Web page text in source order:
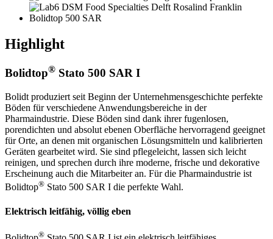
Highlight
Bolidtop® Stato 500 SAR I
Bolidt produziert seit Beginn der Unternehmensgeschichte perfekte
Böden für verschiedene Anwendungsbereiche in der
Pharmaindustrie. Diese Böden sind dank ihrer fugenlosen,
porendichten und absolut ebenen Oberfläche hervorragend geeignet
für Orte, an denen mit organischen Lösungsmitteln und kalibrierten
Geräten gearbeitet wird. Sie sind pflegeleicht, lassen sich leicht
reinigen, und sprechen durch ihre moderne, frische und dekorative
Erscheinung auch die Mitarbeiter an. Für die Pharmaindustrie ist
Bolidtop® Stato 500 SAR I die perfekte Wahl.
Elektrisch leitfähig, völlig eben
®